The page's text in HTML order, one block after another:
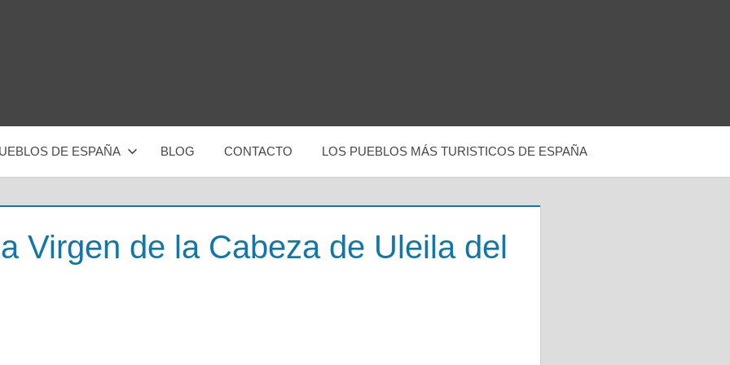
DE ESPAÑA BLOG CONTACTO LOS PUEBLOS MÁS TURISTICOS DE ESPAÑA
Virgen de la Cabeza de Uleila del